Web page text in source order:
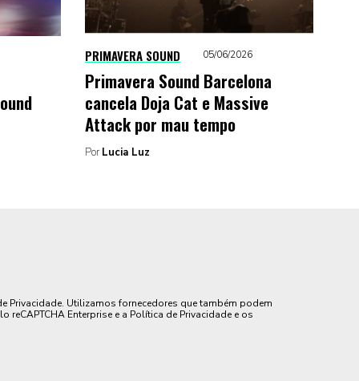
PRIMAVERA SOUND 05/06/2026
Primavera Sound Barcelona
cancela Doja Cat e Massive
Attack por mau tempo
Por Lucia Luz
Privacidade. Utilizamos fornecedores que também podem
Enterprise e a Política de Privacidade e os